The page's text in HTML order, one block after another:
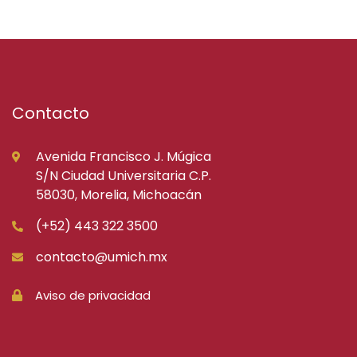
Contacto
Avenida Francisco J. Múgica
S/N Ciudad Universitaria C.P.
58030, Morelia, Michoacán
(+52) 443 322 3500
contacto@umich.mx
Aviso de privacidad